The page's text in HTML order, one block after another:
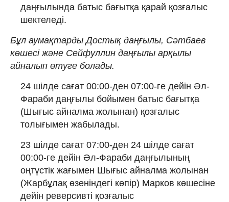
даңғылында батыс бағытқа қарай қозғалыс
шектеледі.
Бұл аумақтарды Достық даңғылы, Сәтбаев
көшесі және Сейфуллин даңғылы арқылы
айналып өтуге болады.
24 шілде сағат 00:00-ден 07:00-ге дейін Әл-
Фараби даңғылы бойымен батыс бағытқа
(Шығыс айналма жолынан) қозғалыс
толығымен жабылады.
23 шілде сағат 07:00-ден 24 шілде сағат
00:00-ге дейін Әл-Фараби даңғылының
оңтүстік жағымен Шығыс айналма жолынан
(Жарбұлақ өзеніндегі көпір) Марков көшесіне
дейін реверсивті қозғалыс